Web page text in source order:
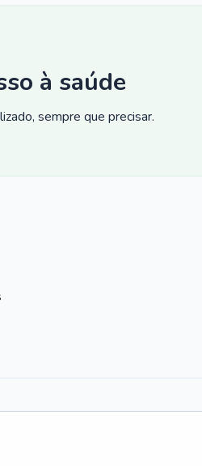
à saúde
sempre que precisar.